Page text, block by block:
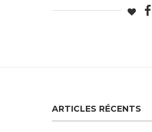
ARTICLES RÉCENTS